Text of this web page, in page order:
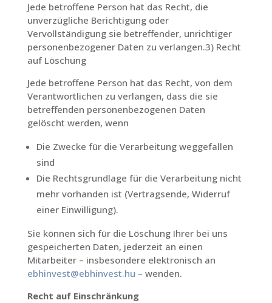
Jede betroffene Person hat das Recht, die
unverzügliche Berichtigung oder
Vervollständigung sie betreffender, unrichtiger
personenbezogener Daten zu verlangen.3) Recht
auf Löschung
Jede betroffene Person hat das Recht, von dem
Verantwortlichen zu verlangen, dass die sie
betreffenden personenbezogenen Daten
gelöscht werden, wenn
Die Zwecke für die Verarbeitung weggefallen
sind
Die Rechtsgrundlage für die Verarbeitung nicht
mehr vorhanden ist (Vertragsende, Widerruf
einer Einwilligung).
Sie können sich für die Löschung Ihrer bei uns
gespeicherten Daten, jederzeit an einen
Mitarbeiter – insbesondere elektronisch an
ebhinvest@ebhinvest.hu – wenden.
Recht auf Einschränkung